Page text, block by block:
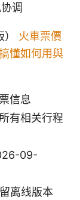
调
火車票價
懂如何用與
信息
有相关行程
09-
离线版本